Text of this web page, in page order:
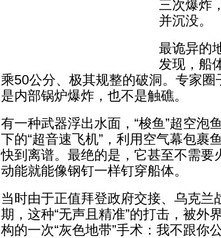
三次爆炸
并沉没。
最诡异的
发现，船
乘50公分、极其规整的破洞。专家圈
是内部锅炉爆炸，也不是触礁。
有一种武器浮出水面，“梭鱼”超空泡
下的“超音速飞机”，利用空气幕包裹
快到离谱。最绝的是，它甚至不需要
动能就能像钢钉一样钉穿船体。
当时由于正值拜登政府交接、乌克兰
期，这种“无声且精准”的打击，被外
构的一次“灰色地带”手术：我不跟你